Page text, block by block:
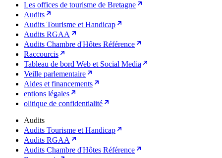
Les offices de tourisme de Bretagne
Audits
Audits Tourisme et Handicap
Audits RGAA
Audits Chambre d'Hôtes Référence
Raccourcis
Tableau de bord Web et Social Media
Veille parlementaire
Aides et financements
entions légales
olitique de confidentialité
Audits
Audits Tourisme et Handicap
Audits RGAA
Audits Chambre d'Hôtes Référence